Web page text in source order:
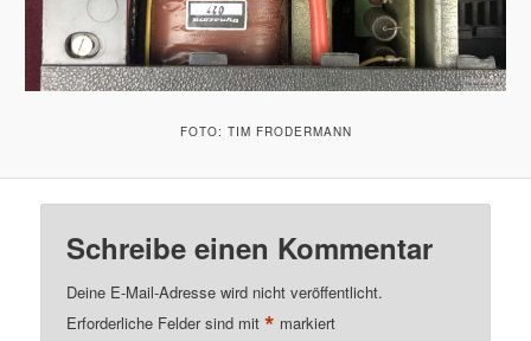
FOTO: TIM FRODERMANN
Schreibe einen Kommentar
Deine E-Mail-Adresse wird nicht veröffentlicht.
Erforderliche Felder sind mit* markiert